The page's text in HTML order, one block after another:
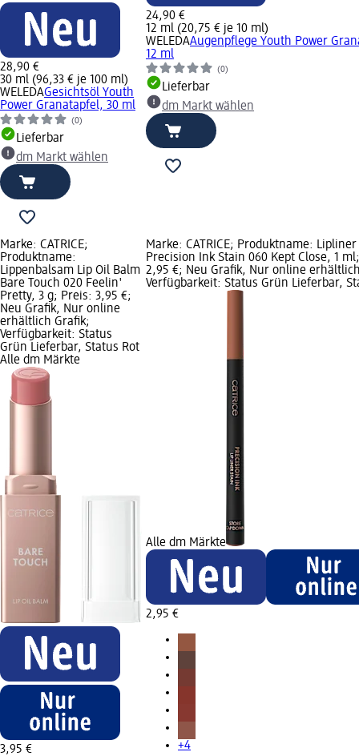
28,90 €
30 ml (96,33 € je 100 ml)
WELEDAGesichtsöl Youth
Power Granatapfel, 30 ml
(0)
Lieferbar
dm Markt wählen
24,90 €
12 ml (20,75 € je 10 ml)
WELEDAAugenpflege Youth Power
12 ml
(0)
Lieferbar
dm Markt wählen
Marke: CATRICE;
Produktname:
Lippenbalsam Lip Oil Balm
Bare Touch 020 Feelin'
Pretty, 3 g; Preis: 3,95 €;
Neu Grafik, Nur online
erhältlich Grafik;
Verfügbarkeit: Status
Grün Lieferbar, Status Rot
Alle dm Märkte
3,95 €
Marke: CATRICE; Produktname: Lipliner
Precision Ink Stain 060 Kept Close, 1
2,95 €; Neu Grafik, Nur online
Verfügbarkeit: Status Grün Lieferbar,
Alle dm Märkte
2,95 €
+4